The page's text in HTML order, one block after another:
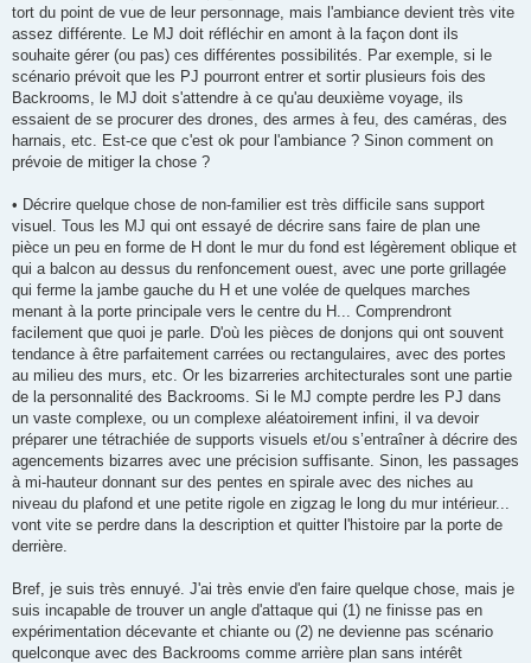
tort du point de vue de leur personnage, mais l'ambiance devient très vite
assez différente. Le MJ doit réfléchir en amont à la façon dont ils
souhaite gérer (ou pas) ces différentes possibilités. Par exemple, si le
scénario prévoit que les PJ pourront entrer et sortir plusieurs fois des
Backrooms, le MJ doit s'attendre à ce qu'au deuxième voyage, ils
essaient de se procurer des drones, des armes à feu, des caméras, des
harnais, etc. Est-ce que c'est ok pour l'ambiance ? Sinon comment on
prévoie de mitiger la chose ?
• Décrire quelque chose de non-familier est très difficile sans support
visuel. Tous les MJ qui ont essayé de décrire sans faire de plan une
pièce un peu en forme de H dont le mur du fond est légèrement oblique et
qui a balcon au dessus du renfoncement ouest, avec une porte grillagée
qui ferme la jambe gauche du H et une volée de quelques marches
menant à la porte principale vers le centre du H... Comprendront
facilement que quoi je parle. D'où les pièces de donjons qui ont souvent
tendance à être parfaitement carrées ou rectangulaires, avec des portes
au milieu des murs, etc. Or les bizarreries architecturales sont une partie
de la personnalité des Backrooms. Si le MJ compte perdre les PJ dans
un vaste complexe, ou un complexe aléatoirement infini, il va devoir
préparer une tétrachiée de supports visuels et/ou s’entraîner à décrire des
agencements bizarres avec une précision suffisante. Sinon, les passages
à mi-hauteur donnant sur des pentes en spirale avec des niches au
niveau du plafond et une petite rigole en zigzag le long du mur intérieur...
vont vite se perdre dans la description et quitter l'histoire par la porte de
derrière.
Bref, je suis très ennuyé. J'ai très envie d'en faire quelque chose, mais je
suis incapable de trouver un angle d'attaque qui (1) ne finisse pas en
expérimentation décevante et chiante ou (2) ne devienne pas scénario
quelconque avec des Backrooms comme arrière plan sans intérêt